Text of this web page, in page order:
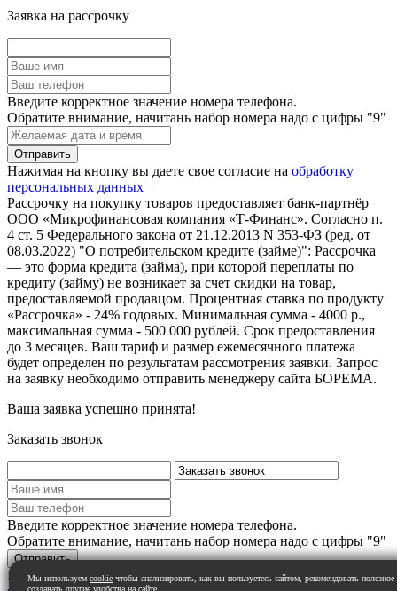
Заявка на рассрочку
Введите корректное значение номера телефона.
Обратите внимание, начитань набор номера надо с цифры "9"
Нажимая на кнопку вы даете свое согласие на обработку
персональных данных
Рассрочку на покупку товаров предоставляет банк-партнёр
ООО «Микрофинансовая компания «Т-Финанс». Согласно п.
4 ст. 5 Федерального закона от 21.12.2013 N 353-ФЗ (ред. от
08.03.2022) "О потребительском кредите (займе)": Рассрочка
— это форма кредита (займа), при которой переплаты по
кредиту (займу) не возникает за счет скидки на товар,
предоставляемой продавцом. Процентная ставка по продукту
«Рассрочка» - 24% годовых. Минимальная сумма - 4000 р.,
максимальная сумма - 500 000 рублей. Срок предоставления
до 3 месяцев. Ваш тариф и размер ежемесячного платежа
будет определен по результатам рассмотрения заявки. Запрос
на заявку необходимо отправить менеджеру сайта БОРЕМА.
Ваша заявка успешно принята!
Заказать звонок
Введите корректное значение номера телефона.
Обратите внимание, начитань набор номера надо с цифры "9"
Нажимая на кнопку вы даете свое согласие наобработку
Мы используем cookie чтобы анализировать, как вы пользуетесь сайтом, рекомендовать полезное
создавать другие удобства на сайте